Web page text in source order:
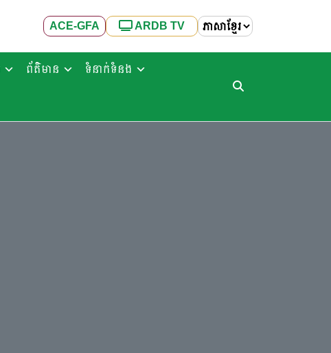
ACE-GFA ARDB TV
ព័ត៌មាន ទំនាក់ទំនង